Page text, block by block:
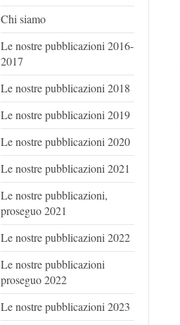
Chi siamo
Le nostre pubblicazioni 2016-
2017
Le nostre pubblicazioni 2018
Le nostre pubblicazioni 2019
Le nostre pubblicazioni 2020
Le nostre pubblicazioni 2021
Le nostre pubblicazioni,
proseguo 2021
Le nostre pubblicazioni 2022
Le nostre pubblicazioni
proseguo 2022
Le nostre pubblicazioni 2023